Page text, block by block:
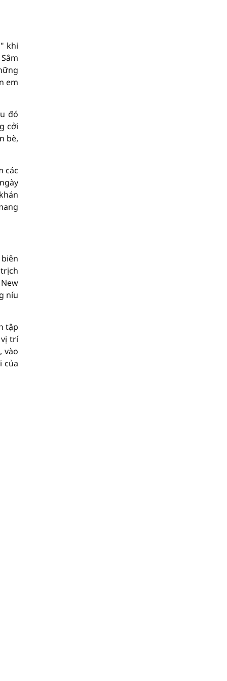
khi
em
đó
cởi
bè,
các
níu
tập
vị trí
vào
của